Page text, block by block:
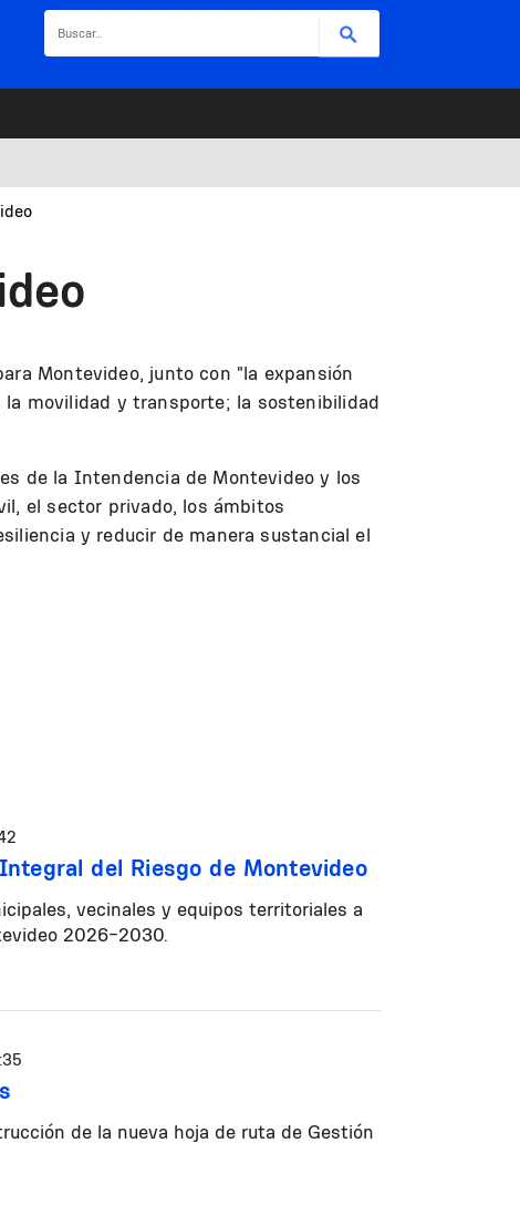
Montevideo, junto con "la expansión
movilidad y transporte; la sostenibilidad
de la Intendencia de Montevideo y los
el sector privado, los ámbitos
y reducir de manera sustancial el
del Riesgo de Montevideo
vecinales y equipos territoriales a
2026-2030.
de la nueva hoja de ruta de Gestión